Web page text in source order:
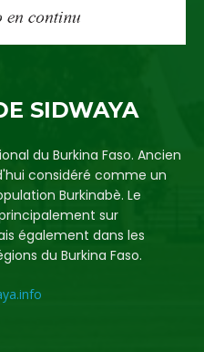
SIDWAYA
du Burkina Faso. Ancien
considéré comme un
Burkinabè. Le
sur
également dans les
du Burkina Faso.